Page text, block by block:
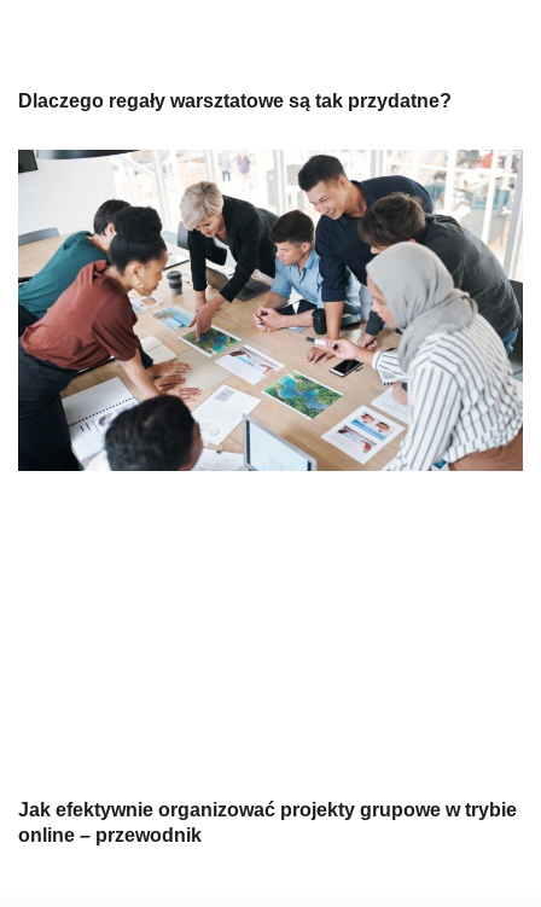
Dlaczego regały warsztatowe są tak przydatne?
Jak efektywnie organizować projekty grupowe w trybie
online – przewodnik